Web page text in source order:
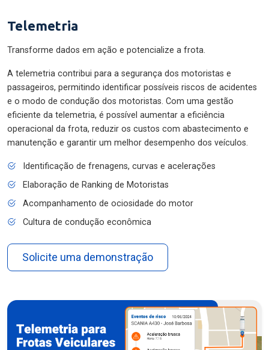
Telemetria
Transforme dados em ação e potencialize a frota.
A telemetria contribui para a segurança dos motoristas e
passageiros, permitindo identificar possíveis riscos de acidentes
e o modo de condução dos motoristas. Com uma gestão
eficiente da telemetria, é possível aumentar a eficiência
operacional da frota, reduzir os custos com abastecimento e
manutenção e garantir um melhor desempenho dos veículos.
Identificação de frenagens, curvas e acelerações
Elaboração de Ranking de Motoristas
Acompanhamento de ociosidade do motor
Cultura de condução econômica
Solicite uma demonstração